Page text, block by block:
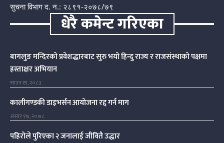
सुचना विभाग द. न.: २८९१-२०७८/७९
धेरै कमेन्ट गरिएका
बागलुङ मन्दिरको प्रवेशद्धारबाट सुरु भयो हिन्दु राज्य र राजसंस्थाको पक्षमा
हस्ताक्षर अभियान
साउन १९, २०८३
कालीगण्डकी डाइभर्सन आयोजना रद्द गर्न माग
असार १७, २०७८
पहिरोले पुरिएका २ जनालाई जीवितै उद्धार